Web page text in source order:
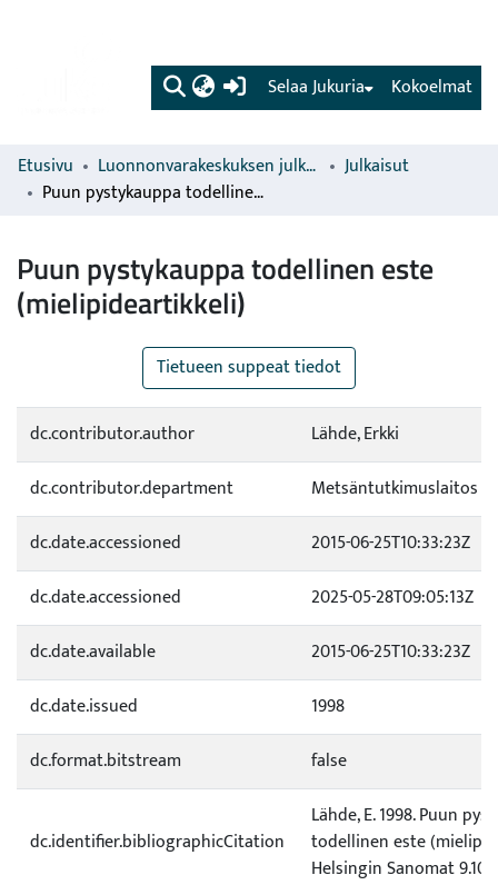
(current) Kokoelmat
Selaa Jukuria
Etusivu Luonnonvarakeskuksen julkaisut
Julkaisut
Puun pystykauppa todellinen este (mielipideartikkeli)
Puun pystykauppa todellinen este
(mielipideartikkeli)
Tietueen suppeat tiedot
dc.contributor.author
Lähde, Erkki
dc.contributor.department
Metsäntutkimuslaitos
dc.date.accessioned
2015-06-25T10:33:23Z
dc.date.accessioned
2025-05-28T09:05:13Z
dc.date.available
2015-06-25T10:33:23Z
dc.date.issued
1998
dc.format.bitstream
false
dc.identifier.bibliographicCitation
Lähde, E. 1998. Puun
todellinen este
Helsingin Sanomat 9.10.